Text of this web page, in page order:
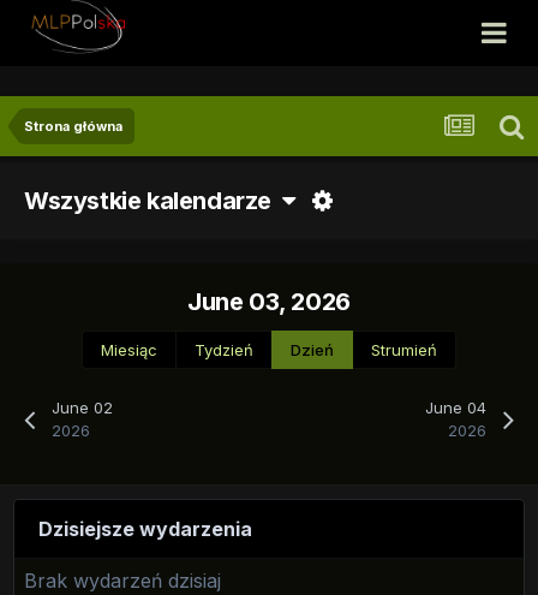
Strona główna
Wszystkie kalendarze
June 02
2026
June 03, 2026
Miesiąc Tydzień Dzień Strumień
June 04
2026
Dzisiejsze wydarzenia
Brak wydarzeń dzisiaj